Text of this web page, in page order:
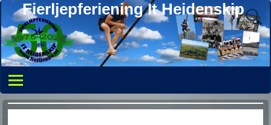
Fierljepferiening It Heidenskip